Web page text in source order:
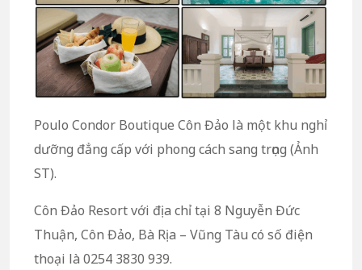
Poulo Condor Boutique Côn Đảo là một khu nghỉ
dưỡng đẳng cấp với phong cách sang trọng (Ảnh
ST).
Côn Đảo Resort với địa chỉ tại 8 Nguyễn Đức
Thuận, Côn Đảo, Bà Rịa – Vũng Tàu có số điện
thoại là 0254 3830 939.